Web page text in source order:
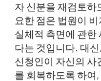
자 신분을 재검토하
요한 점은 법원이
실체적 측면에 관한
다는 것입니다. 대
신청인이 자신의 사
를 회복하도록 하여